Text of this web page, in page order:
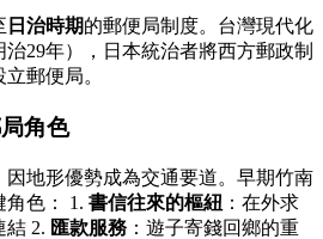
日治時期的郵便局制度。台灣現代化
29年），日本統治者將西方郵政制
郵便局。
角色
地形優勢成為交通要道。早期竹南
色： 1. 書信往來的樞紐 ：在外求
結 2. 匯款服務 ：遊子寄錢回鄉的重